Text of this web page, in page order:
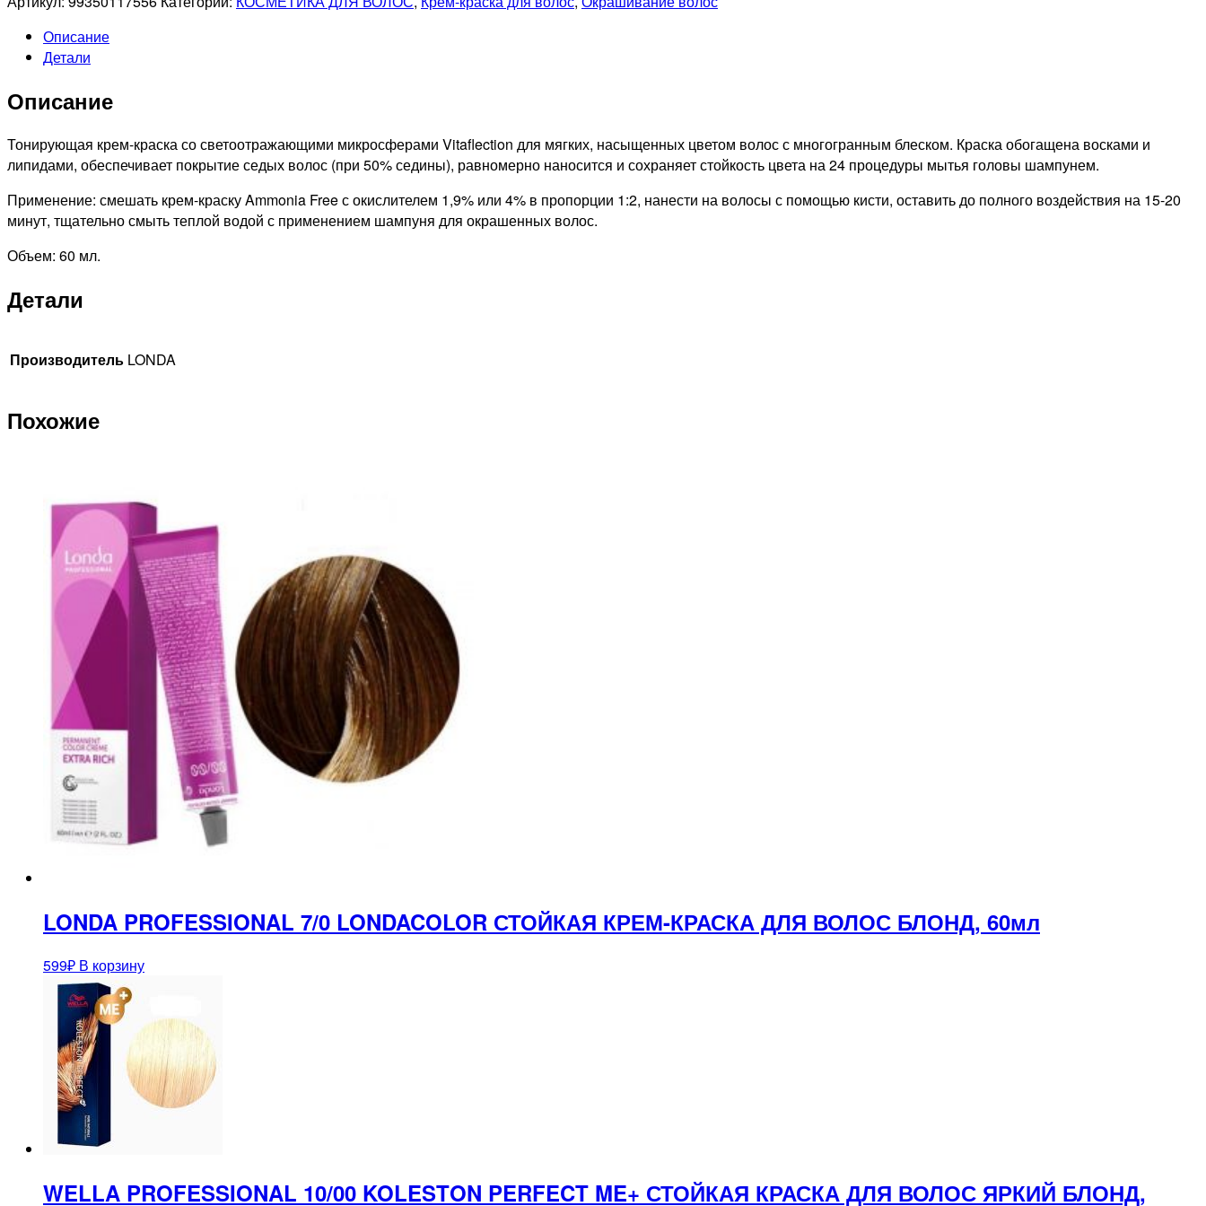
9/86
LONDACOLOR
ТОНИРОВАНИЕ
СТАЛЬНОЙ
СЕРЫЙ,
Описание
Детали
Описание
Тонирующая крем-краска со светоотражающими микросферами Vitaflection для мягких, насыщенных цветом волос с многогранным блеском. Краска обогащена восками и
липидами, обеспечивает покрытие седых волос (при 50% седины), равномерно наносится и сохраняет стойкость цвета на 24 процедуры мытья головы шампунем.
Применение: смешать крем-краску Ammonia Free с окислителем 1,9% или 4% в пропорции 1:2, нанести на волосы с помощью кисти, оставить до полного воздействия на 15-20
минут, тщательно смыть теплой водой с применением шампуня для окрашенных волос.
Объем: 60 мл.
Детали
Производитель LONDA
Похожие
LONDA PROFESSIONAL 7/0 LONDACOLOR СТОЙКАЯ КРЕМ-КРАСКА ДЛЯ ВОЛОС БЛОНД, 60мл
599₽ В корзину
WELLA PROFESSIONAL 10/00 KOLESTON PERFECT ME+ СТОЙКАЯ КРАСКА ДЛЯ ВОЛОС ЯРКИЙ БЛОНД,